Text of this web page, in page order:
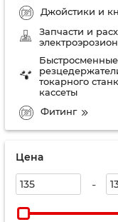
Джойстики и
Запчасти и
Быстросменные
токарного
кассеты
Фитинг
Цена
-